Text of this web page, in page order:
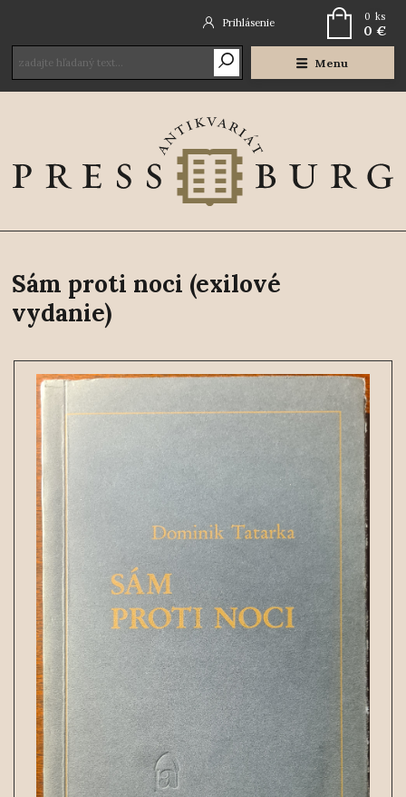
Menu
Prihlásenie 0 ks
0 €
Sám proti noci (exilové
vydanie)